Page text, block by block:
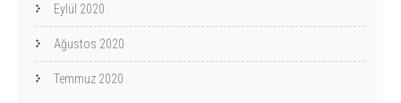
Eylül 2020
Ağustos 2020
Temmuz 2020